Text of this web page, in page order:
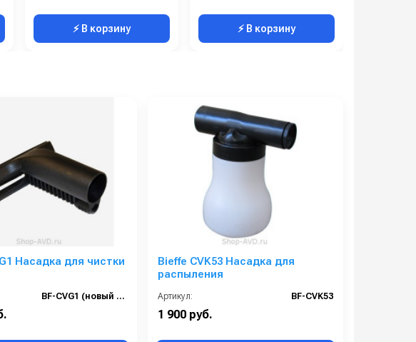
⚡ В корзину ⚡ В корзину
Насадка для чистки
BF-CVG1 (новый RIP5021)
Bieffe CVK53 Насадка для
распыления
Артикул: BF-CVK53
1 900 руб.